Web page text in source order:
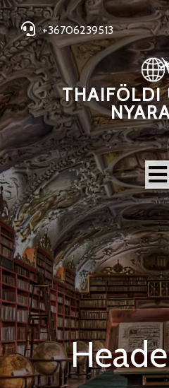
+36706239513
THAIFÖLDI